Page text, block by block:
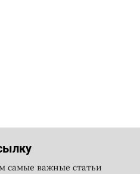
самые важные статьи